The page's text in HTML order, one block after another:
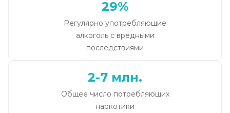
29%
Регулярно употребляющие
алкоголь с вредными
последствиями
2-7 млн.
Общее число потребляющих
наркотики